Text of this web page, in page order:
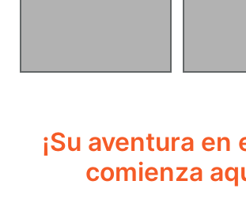
¡Su aventura en
comienza